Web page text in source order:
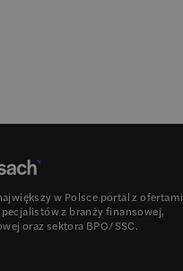
w Polsce portal z ofertami
z branży finansowej,
oraz sektora BPO/SSC.